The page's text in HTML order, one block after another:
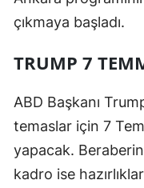
çıkmaya başladı.
TRUMP 7
ABD Başkanı
temaslar için 7
yapacak.
kadro ise